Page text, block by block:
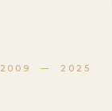
2009 — 2025